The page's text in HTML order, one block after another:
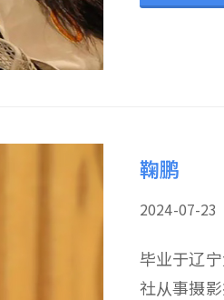
鞠鹏
2024-07-
毕业于辽
社从事摄